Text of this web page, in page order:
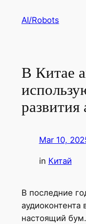
AI/Robots
В Китае
развития
Mar 10,
in Китай
В последние
аудиоконтента
настоящий